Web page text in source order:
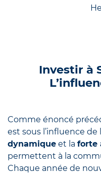
Investir à
Comme énoncé
est sous l’influence
dynamique et la forte
permettent à la
Chaque année de